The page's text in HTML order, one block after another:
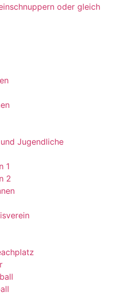
oder gleich
Jugendliche
1
2